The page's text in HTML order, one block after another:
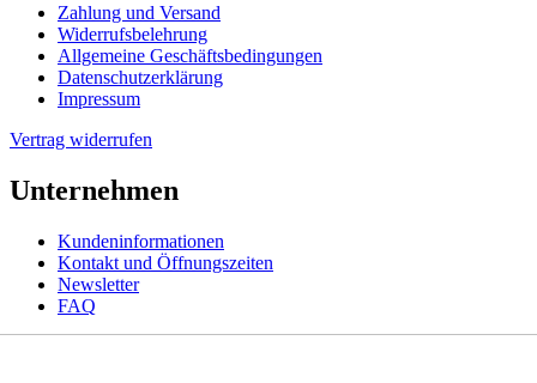
Zahlung und Versand
Widerrufsbelehrung
Allgemeine Geschäftsbedingungen
Datenschutzerklärung
Impressum
Vertrag widerrufen
Unternehmen
Kundeninformationen
Kontakt und Öffnungszeiten
Newsletter
FAQ